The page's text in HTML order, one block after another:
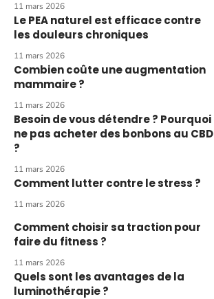
11 mars 2026
Le PEA naturel est efficace contre
les douleurs chroniques
11 mars 2026
Combien coûte une augmentation
mammaire ?
11 mars 2026
Besoin de vous détendre ? Pourquoi
ne pas acheter des bonbons au CBD
?
11 mars 2026
Comment lutter contre le stress ?
11 mars 2026
Comment choisir sa traction pour
faire du fitness ?
11 mars 2026
Quels sont les avantages de la
luminothérapie ?